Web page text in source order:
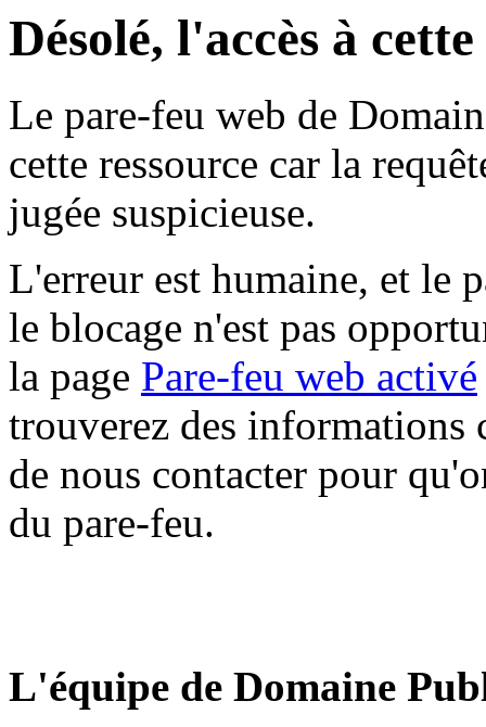
Désolé, l'accès à
Le pare-feu web de
cette ressource car la
jugée suspicieuse.
L'erreur est humaine, et le
le blocage n'est pas
la page Pare-feu web activé
trouverez des informations
de nous contacter pour
du pare-feu.
L'équipe de Domaine